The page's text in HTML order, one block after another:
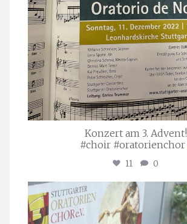
Konzert am 3. Advent!
#choir #oratorienchor
11 0
stuttgarter_oratorienchor
Juli 23